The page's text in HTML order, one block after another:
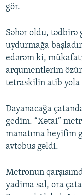
gör.
Səhər oldu, tədbirə
uydurmağa
edərəm ki,
arqumentlərim
tetraskilin atib yola
Dayanacağa
gedim. “Xətai”
manatıma heyifim
avtobus gəldi.
Metronun
yadima sal, ora